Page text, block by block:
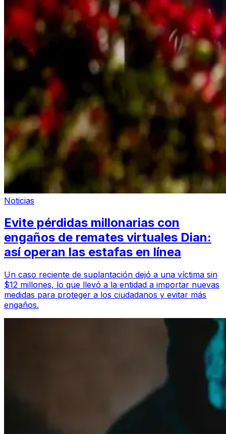
Noticias
Evite pérdidas millonarias con
engaños de remates virtuales Dian:
así operan las estafas en línea
Un caso reciente de suplantación dejó a una víctima sin
$12 millones, lo que llevó a la entidad a importar nuevas
medidas para proteger a los ciudadanos y evitar más
engaños.